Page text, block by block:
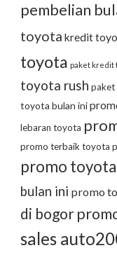
pembelian
toyota kredit
toyota paket kredit
toyota rush paket
toyota bulan ini
lebaran toyota
promo terbaik toyota
promo
bulan ini promo
di bogor
sales